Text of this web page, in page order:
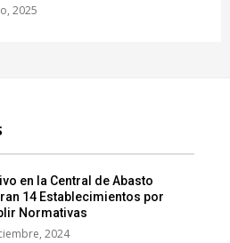
2025
en la Central de Abasto
14 Establecimientos por
Normativas
2024